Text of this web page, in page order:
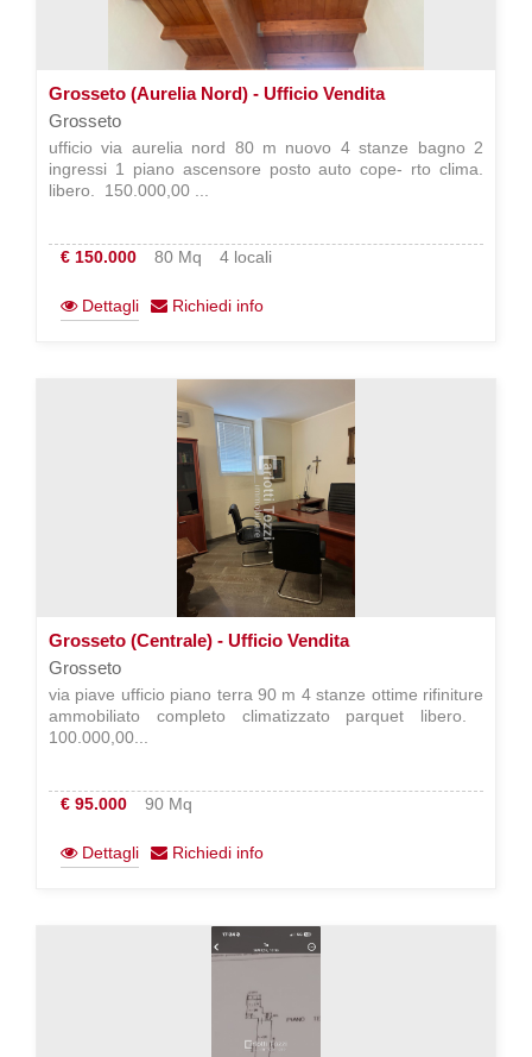
Grosseto (Aurelia Nord) - Ufficio Vendita
Grosseto
ufficio via aurelia nord 80 m nuovo 4 stanze bagno 2
ingressi 1 piano ascensore posto auto cope- rto clima.
libero.  150.000,00 ...
€ 150.000 80 Mq 4 locali
Dettagli Richiedi info
Grosseto (Centrale) - Ufficio Vendita
Grosseto
via piave ufficio piano terra 90 m 4 stanze ottime rifiniture
ammobiliato completo climatizzato parquet libero. 
100.000,00...
€ 95.000 90 Mq
Dettagli Richiedi info